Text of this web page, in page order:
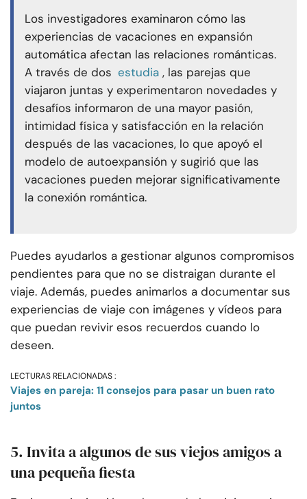
Los investigadores examinaron cómo las
experiencias de vacaciones en expansión
automática afectan las relaciones románticas.
A través de dos estudia , las parejas que
viajaron juntas y experimentaron novedades y
desafíos informaron de una mayor pasión,
intimidad física y satisfacción en la relación
después de las vacaciones, lo que apoyó el
modelo de autoexpansión y sugirió que las
vacaciones pueden mejorar significativamente
la conexión romántica.
Puedes ayudarlos a gestionar algunos compromisos
pendientes para que no se distraigan durante el
viaje. Además, puedes animarlos a documentar sus
experiencias de viaje con imágenes y vídeos para
que puedan revivir esos recuerdos cuando lo
deseen.
LECTURAS RELACIONADAS :
Viajes en pareja: 11 consejos para pasar un buen rato
juntos
5. Invita a algunos de sus viejos amigos a
una pequeña fiesta